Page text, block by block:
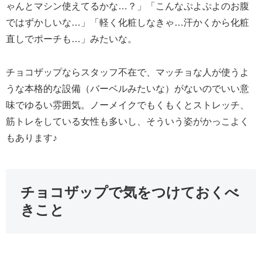
ゃんとマシン使えてるかな…？」「こんなぷよぷよのお腹
ではずかしいな…」「軽く化粧しなきゃ…汗かくから化粧
直しでポーチも…」みたいな。
チョコザップならスタッフ不在で、マッチョな人が使うよ
うな本格的な設備（バーベルみたいな）がないのでいい意
味でゆるい雰囲気。ノーメイクでもくもくとストレッチ、
筋トレをしている女性も多いし、そういう姿がかっこよく
もあります♪
チョコザップで気をつけておくべ
きこと